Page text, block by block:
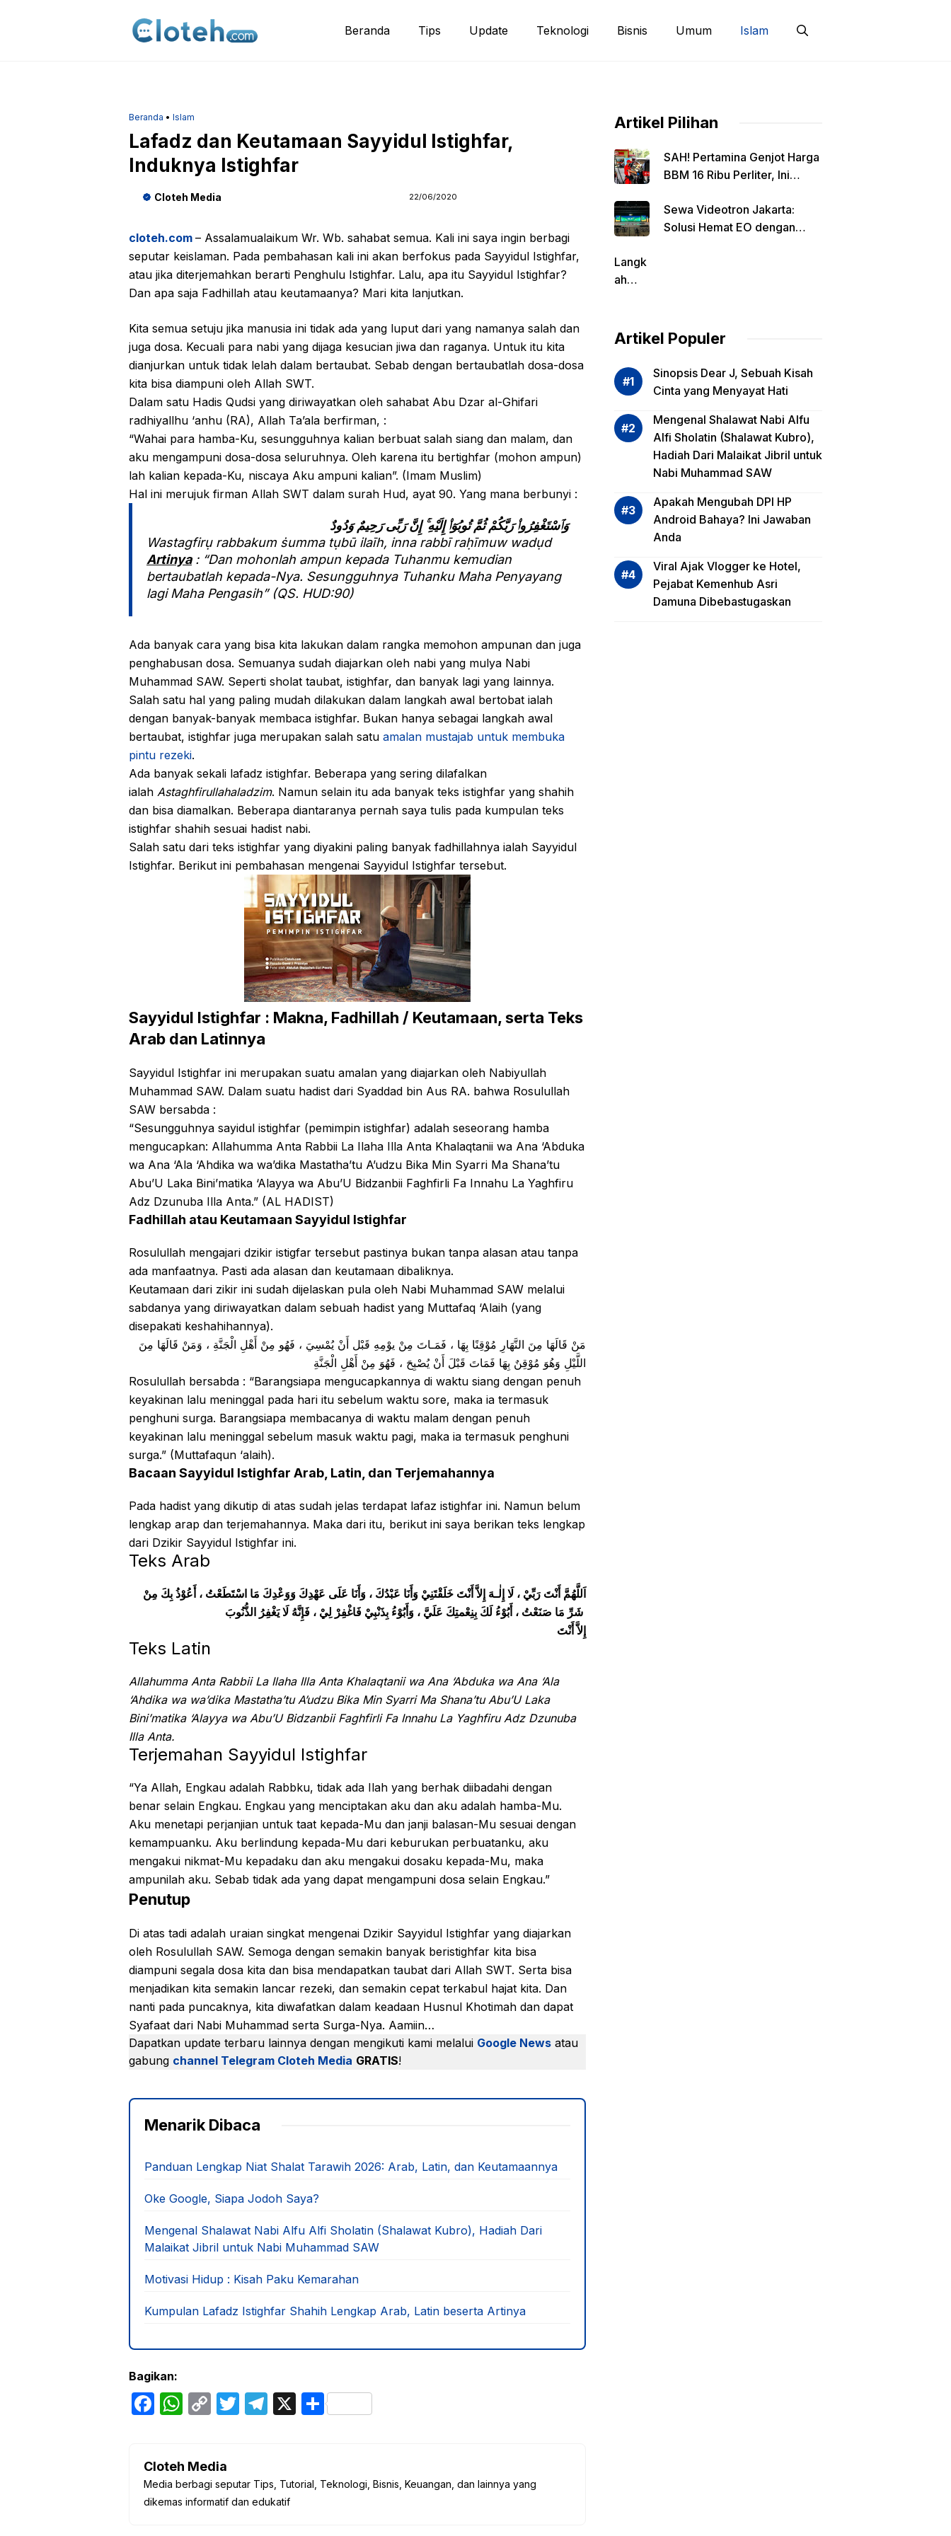
Beranda Tips Update Teknologi Bisnis Umum Islam
Beranda • Islam
Lafadz dan Keutamaan Sayyidul Istighfar,
Induknya Istighfar
Cloteh Media 22/06/2020
cloteh.com – Assalamualaikum Wr. Wb. sahabat semua. Kali ini saya ingin berbagi
seputar keislaman. Pada pembahasan kali ini akan berfokus pada Sayyidul Istighfar,
atau jika diterjemahkan berarti Penghulu Istighfar. Lalu, apa itu Sayyidul Istighfar?
Dan apa saja Fadhillah atau keutamaanya? Mari kita lanjutkan.
Kita semua setuju jika manusia ini tidak ada yang luput dari yang namanya salah dan
juga dosa. Kecuali para nabi yang dijaga kesucian jiwa dan raganya. Untuk itu kita
dianjurkan untuk tidak lelah dalam bertaubat. Sebab dengan bertaubatlah dosa-dosa
kita bisa diampuni oleh Allah SWT.
Dalam satu Hadis Qudsi yang diriwayatkan oleh sahabat Abu Dzar al-Ghifari
radhiyallhu ‘anhu (RA), Allah Ta’ala berfirman, :
“Wahai para hamba-Ku, sesungguhnya kalian berbuat salah siang dan malam, dan
aku mengampuni dosa-dosa seluruhnya. Oleh karena itu bertighfar (mohon ampun)
lah kalian kepada-Ku, niscaya Aku ampuni kalian”. (Imam Muslim)
Hal ini merujuk firman Allah SWT dalam surah Hud, ayat 90. Yang mana berbunyi :
وَٱسْتَغْفِرُوا۟ رَبَّكُمْ ثُمَّ تُوبُوٓا۟ إِلَيْهِ ۚ إِنَّ رَبِّى رَحِيمٌ وَدُودٌ
Wastagfirụ rabbakum ṡumma tụbū ilaīh, inna rabbī raḥīmuw wadụd
Artinya: “Dan mohonlah ampun kepada Tuhanmu kemudian
bertaubatlah kepada-Nya. Sesungguhnya Tuhanku Maha Penyayang
lagi Maha Pengasih” (QS. HUD:90)
Ada banyak cara yang bisa kita lakukan dalam rangka memohon ampunan dan juga
penghabusan dosa. Semuanya sudah diajarkan oleh nabi yang mulya Nabi
Muhammad SAW. Seperti sholat taubat, istighfar, dan banyak lagi yang lainnya.
Salah satu hal yang paling mudah dilakukan dalam langkah awal bertobat ialah
dengan banyak-banyak membaca istighfar. Bukan hanya sebagai langkah awal
bertaubat, istighfar juga merupakan salah satu amalan mustajab untuk membuka
pintu rezeki.
Ada banyak sekali lafadz istighfar. Beberapa yang sering dilafalkan
ialah Astaghfirullahaladzim. Namun selain itu ada banyak teks istighfar yang shahih
dan bisa diamalkan. Beberapa diantaranya pernah saya tulis pada kumpulan teks
istighfar shahih sesuai hadist nabi.
Salah satu dari teks istighfar yang diyakini paling banyak fadhillahnya ialah Sayyidul
Istighfar. Berikut ini pembahasan mengenai Sayyidul Istighfar tersebut.
Sayyidul Istighfar : Makna, Fadhillah / Keutamaan, serta Teks
Arab dan Latinnya
Sayyidul Istighfar ini merupakan suatu amalan yang diajarkan oleh Nabiyullah
Muhammad SAW. Dalam suatu hadist dari Syaddad bin Aus RA. bahwa Rosulullah
SAW bersabda :
“Sesungguhnya sayidul istighfar (pemimpin istighfar) adalah seseorang hamba
mengucapkan: Allahumma Anta Rabbii La Ilaha Illa Anta Khalaqtanii wa Ana ‘Abduka
wa Ana ‘Ala ‘Ahdika wa wa’dika Mastatha’tu A’udzu Bika Min Syarri Ma Shana’tu
Abu’U Laka Bini’matika ‘Alayya wa Abu’U Bidzanbii Faghfirli Fa Innahu La Yaghfiru
Adz Dzunuba Illa Anta.” (AL HADIST)
Fadhillah atau Keutamaan Sayyidul Istighfar
Rosulullah mengajari dzikir istigfar tersebut pastinya bukan tanpa alasan atau tanpa
ada manfaatnya. Pasti ada alasan dan keutamaan dibaliknya.
Keutamaan dari zikir ini sudah dijelaskan pula oleh Nabi Muhammad SAW melalui
sabdanya yang diriwayatkan dalam sebuah hadist yang Muttafaq ‘Alaih (yang
disepakati keshahihannya).
مَنْ قَالَهَا مِنَ النَّهَارِ مُوْقِنًا بِهَا ، فَمَـاتَ مِنْ يوْمِهِ قَبْل أَنْ يُمْسِيَ ، فَهُو مِنْ أَهْلِ الْجَنَّةِ ، وَمَنْ قَالَهَا مِنَ
اللَّيْلِ وَهُوَ مُوْقِنٌ بِهَا فَمَاتَ قَبْلَ أَنْ يُصْبِحَ ، فَهُوَ مِنْ أَهْلِ الْجَنَّةِ
Rosulullah bersabda : “Barangsiapa mengucapkannya di waktu siang dengan penuh
keyakinan lalu meninggal pada hari itu sebelum waktu sore, maka ia termasuk
penghuni surga. Barangsiapa membacanya di waktu malam dengan penuh
keyakinan lalu meninggal sebelum masuk waktu pagi, maka ia termasuk penghuni
surga.” (Muttafaqun ‘alaih).
Bacaan Sayyidul Istighfar Arab, Latin, dan Terjemahannya
Pada hadist yang dikutip di atas sudah jelas terdapat lafaz istighfar ini. Namun belum
lengkap arap dan terjemahannya. Maka dari itu, berikut ini saya berikan teks lengkap
dari Dzikir Sayyidul Istighfar ini.
Teks Arab
اَللَّهُمَّ أَنْتَ رَبِّيْ ، لَا إِلٰـهَ إِلاَّ أَنْتَ خَلَقْتَنِيْ وَأَنَا عَبْدُكَ ، وَأَنَا عَلَى عَهْدِكَ وَوَعْدِكَ مَا اسْتَطَعْتُ ، أَعُوْذُ بِكَ مِنْ
إِلاَّ أَنْتَ
Teks Latin
Allahumma Anta Rabbii La Ilaha Illa Anta Khalaqtanii wa Ana ‘Abduka wa Ana ‘Ala
‘Ahdika wa wa’dika Mastatha’tu A’udzu Bika Min Syarri Ma Shana’tu Abu’U Laka
Bini’matika ‘Alayya wa Abu’U Bidzanbii Faghfirli Fa Innahu La Yaghfiru Adz Dzunuba
Illa Anta.
Terjemahan Sayyidul Istighfar
“Ya Allah, Engkau adalah Rabbku, tidak ada Ilah yang berhak diibadahi dengan
benar selain Engkau. Engkau yang menciptakan aku dan aku adalah hamba-Mu.
Aku menetapi perjanjian untuk taat kepada-Mu dan janji balasan-Mu sesuai dengan
kemampuanku. Aku berlindung kepada-Mu dari keburukan perbuatanku, aku
mengakui nikmat-Mu kepadaku dan aku mengakui dosaku kepada-Mu, maka
ampunilah aku. Sebab tidak ada yang dapat mengampuni dosa selain Engkau.”
Penutup
Di atas tadi adalah uraian singkat mengenai Dzikir Sayyidul Istighfar yang diajarkan
oleh Rosulullah SAW. Semoga dengan semakin banyak beristighfar kita bisa
diampuni segala dosa kita dan bisa mendapatkan taubat dari Allah SWT. Serta bisa
menjadikan kita semakin lancar rezeki, dan semakin cepat terkabul hajat kita. Dan
nanti pada puncaknya, kita diwafatkan dalam keadaan Husnul Khotimah dan dapat
Syafaat dari Nabi Muhammad serta Surga-Nya. Aamiin…
Dapatkan update terbaru lainnya dengan mengikuti kami melalui Google News atau
gabung channel Telegram Cloteh Media GRATIS!
Menarik Dibaca
Panduan Lengkap Niat Shalat Tarawih 2026: Arab, Latin, dan Keutamaannya
Oke Google, Siapa Jodoh Saya?
Mengenal Shalawat Nabi Alfu Alfi Sholatin (Shalawat Kubro), Hadiah Dari
Malaikat Jibril untuk Nabi Muhammad SAW
Motivasi Hidup : Kisah Paku Kemarahan
Kumpulan Lafadz Istighfar Shahih Lengkap Arab, Latin beserta Artinya
Bagikan:
F
e
b
W
s
A
C
y
Li
T
T
a
X S
Cloteh Media
Media berbagi seputar Tips, Tutorial, Teknologi, Bisnis, Keuangan, dan lainnya yang
dikemas informatif dan edukatif
Artikel Pilihan
SAH! Pertamina Genjot Harga
BBM 16 Ribu Perliter, Ini
Sewa Videotron Jakarta:
Solusi Hemat EO dengan
Langk
ah
dalam
si
Risiko
asi
Reksa
Artikel Populer
Sinopsis Dear J, Sebuah Kisah
Cinta yang Menyayat Hati
Mengenal Shalawat Nabi Alfu
Alfi Sholatin (Shalawat Kubro),
Hadiah Dari Malaikat Jibril untuk
Nabi Muhammad SAW
Apakah Mengubah DPI HP
Android Bahaya? Ini Jawaban
Anda
Viral Ajak Vlogger ke Hotel,
Pejabat Kemenhub Asri
Damuna Dibebastugaskan